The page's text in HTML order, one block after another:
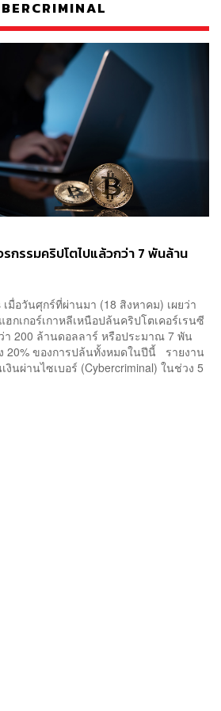
รกรรมคริปโตไปแล้วกว่า 7 พันล้าน
มื่อวันศุกร์ที่ผ่านมา (18 สิงหาคม) เผยว่า
กเกอร์เกาหลีเหนือปล้นคริปโตเคอร์เรนซี
า 200 ล้านดอลลาร์ หรือประมาณ 7 พัน
20% ของการปล้นทั้งหมดในปีนี้ รายงาน
งินผ่านไซเบอร์ (Cybercriminal) ในช่วง 5